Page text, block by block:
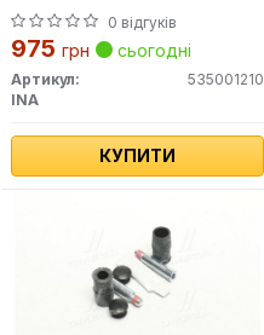
0 відгуків
975 грн сьогодні
Артикул:
535001210
INA
КУПИТИ